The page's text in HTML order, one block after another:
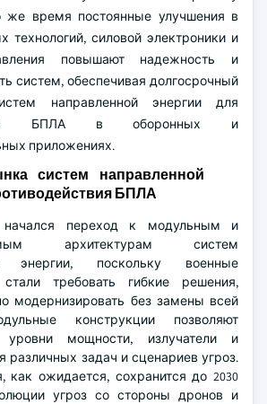
же время постоянные улучшения в
технологий, силовой электроники и
повышают надежность и
систем, обеспечивая долгосрочный
направленной энергии для
БПЛА в оборонных и
приложениях.
систем направленной
БПЛА
переход к модульным и
архитектурам систем
энергии, поскольку военные
стали требовать гибкие решения,
модернизировать без замены всей
конструкции позволяют
уровни мощности, излучатели и
различных задач и сценариев угроз.
как ожидается, сохранится до 2030
угроз со стороны дронов и